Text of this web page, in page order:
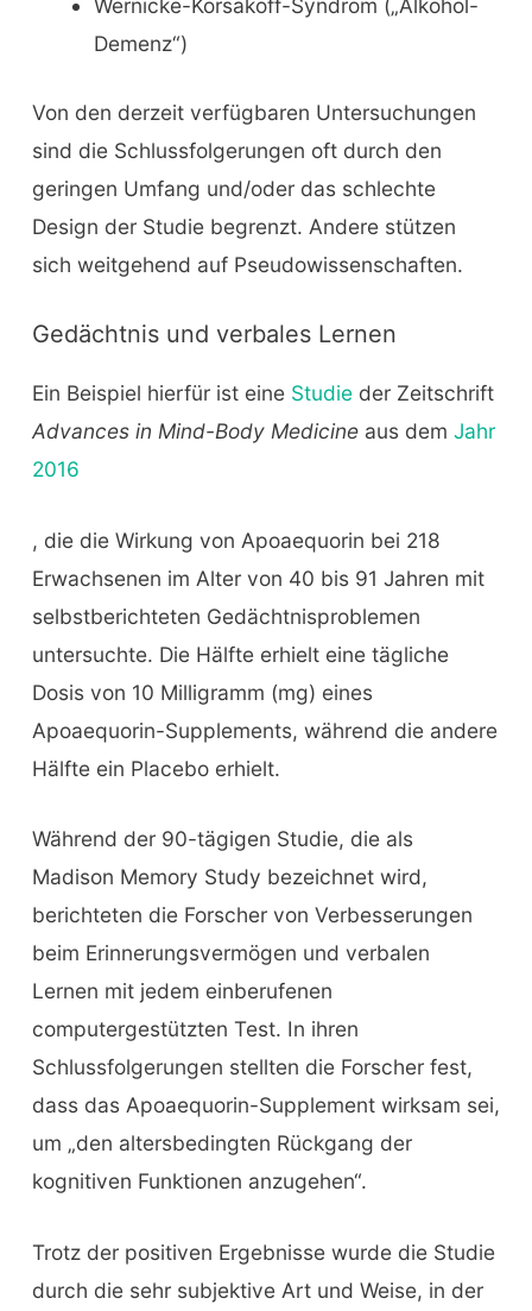
Wernicke-Korsakoff-Syndrom („Alkohol-
Demenz“)
Von den derzeit verfügbaren Untersuchungen
sind die Schlussfolgerungen oft durch den
geringen Umfang und/oder das schlechte
Design der Studie begrenzt. Andere stützen
sich weitgehend auf Pseudowissenschaften.
Gedächtnis und verbales Lernen
Ein Beispiel hierfür ist eine Studieder Zeitschrift
Advances in Mind-Body Medicine aus dem Jahr
2016
, die die Wirkung von Apoaequorin bei 218
Erwachsenen im Alter von 40 bis 91 Jahren mit
selbstberichteten Gedächtnisproblemen
untersuchte. Die Hälfte erhielt eine tägliche
Dosis von 10 Milligramm (mg) eines
Apoaequorin-Supplements, während die andere
Hälfte ein Placebo erhielt.
Während der 90-tägigen Studie, die als
Madison Memory Study bezeichnet wird,
berichteten die Forscher von Verbesserungen
beim Erinnerungsvermögen und verbalen
Lernen mit jedem einberufenen
computergestützten Test. In ihren
Schlussfolgerungen stellten die Forscher fest,
dass das Apoaequorin-Supplement wirksam sei,
um „den altersbedingten Rückgang der
kognitiven Funktionen anzugehen“.
Trotz der positiven Ergebnisse wurde die Studie
durch die sehr subjektive Art und Weise, in der